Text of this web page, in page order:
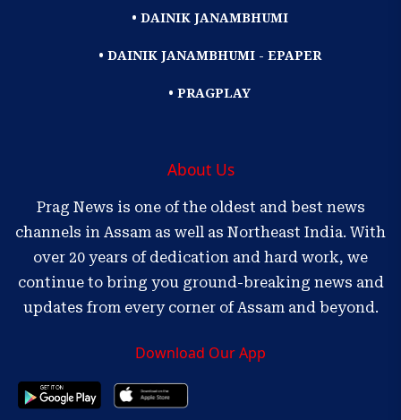
• DAINIK JANAMBHUMI
• DAINIK JANAMBHUMI - EPAPER
• PRAGPLAY
About Us
Prag News is one of the oldest and best news
channels in Assam as well as Northeast India. With
over 20 years of dedication and hard work, we
continue to bring you ground-breaking news and
updates from every corner of Assam and beyond.
Download Our App